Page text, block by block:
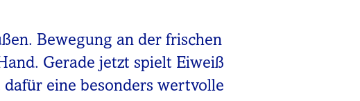
Bewegung an der frischen
Gerade jetzt spielt Eiweiß
eine besonders wertvolle